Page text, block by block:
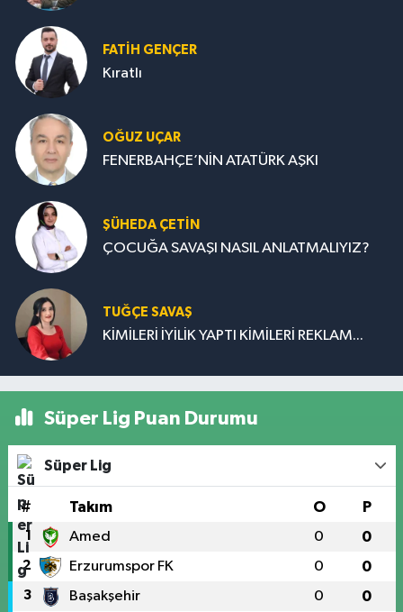
FATIH GENÇER
Kıratlı
OĞUZ UÇAR
FENERBAHÇE’NİN ATATÜRK AŞKI
ŞÜHEDA ÇETİN
ÇOCUĞA SAVAŞI NASIL ANLATMALIYIZ?
TUĞÇE SAVAŞ
KİMİLERİ İYİLİK YAPTI KİMİLERİ REKLAM...
Süper Lig Puan Durumu
Süper Lig
# Takım O P
1 Amed 0 0
2 Erzurumspor FK 0 0
3 Başakşehir 0 0